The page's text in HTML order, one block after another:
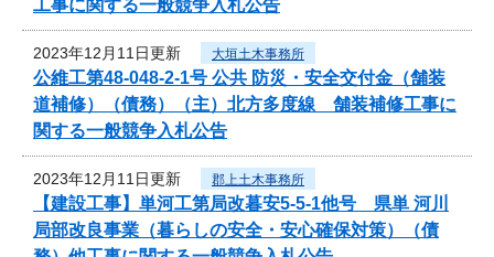
工事に関する一般競争入札公告
2023年12月11日更新 大垣土木事務所
公維工第48-048-2-1号 公共 防災・安全交付金（舗装
道補修）（債務）（主）北方多度線 舗装補修工事に
関する一般競争入札公告
2023年12月11日更新 郡上土木事務所
【建設工事】単河工第局改暮安5-5-1他号 県単 河川
局部改良事業（暮らしの安全・安心確保対策）（債